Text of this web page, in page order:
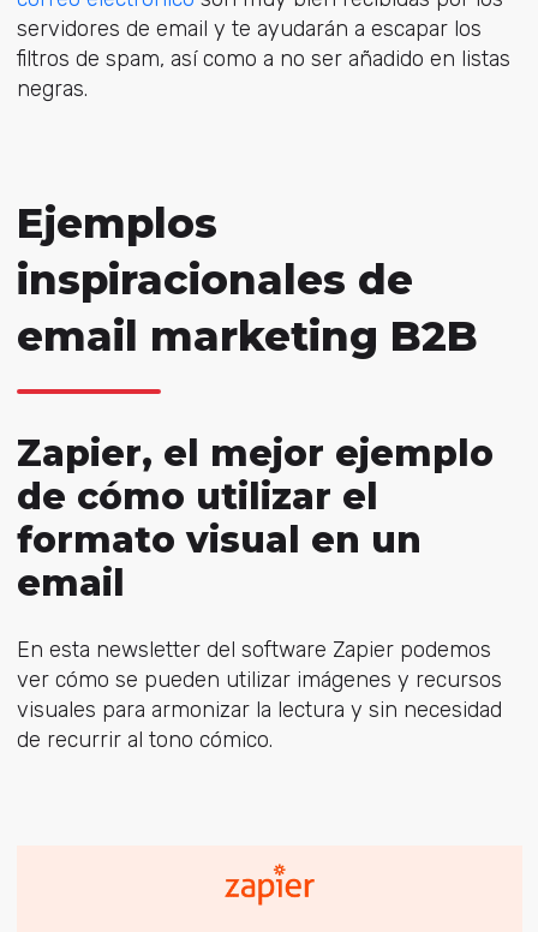
servidores de email y te ayudarán a escapar los
filtros de spam, así como a no ser añadido en listas
negras.
Ejemplos
inspiracionales de
email marketing B2B
Zapier, el mejor ejemplo
de cómo utilizar el
formato visual en un
email
En esta newsletter del software Zapier podemos
ver cómo se pueden utilizar imágenes y recursos
visuales para armonizar la lectura y sin necesidad
de recurrir al tono cómico.